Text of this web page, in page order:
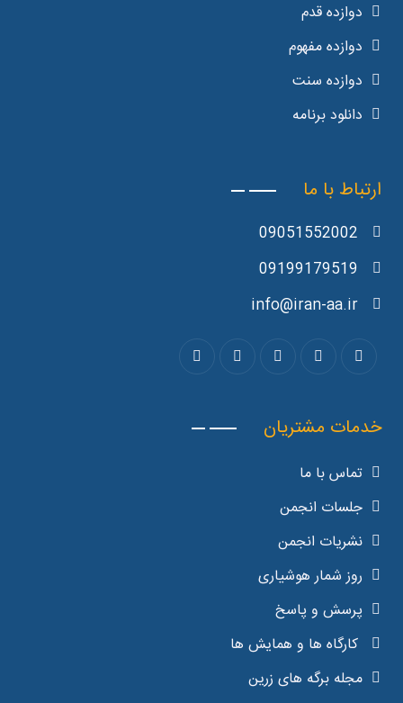
دوازده قدم
دوازده مفهوم
دوازده سنت
دانلود برنامه
ارتباط با ما
09051552002
09199179519
info@iran-aa.ir
خدمات مشتریان
تماس با ما
جلسات انجمن
نشریات انجمن
روز شمار هوشیاری
پرسش و پاسخ
کارگاه ها و همایش ها
مجله برگه های زرین